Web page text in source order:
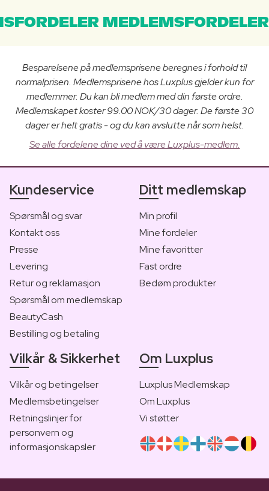
Besparelsene på medlemsprisene beregnes i forhold til
normalprisen. Medlemsprisene hos Luxplus gjelder kun for
medlemmer. Du kan bli medlem med din første ordre.
Medlemskapet koster 99.00 NOK/30 dager. De første 30
dager er helt gratis - og du kan avslutte når som helst.
Se alle fordelene dine ved å være Luxplus-medlem.
Kundeservice
Spørsmål og svar
Kontakt oss
Presse
Levering
Retur og reklamasjon
Spørsmål om medlemskap
BeautyCash
Bestilling og betaling
Ditt medlemskap
Min profil
Mine fordeler
Mine favoritter
Fast ordre
Bedøm produkter
Vilkår & Sikkerhet
Vilkår og betingelser
Medlemsbetingelser
Retningslinjer for
personvern og
informasjonskapsler
Om Luxplus
Luxplus Medlemskap
Om Luxplus
Vi støtter